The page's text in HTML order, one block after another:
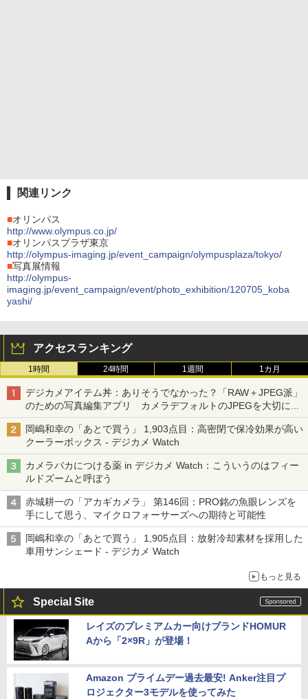
関連リンク
■オリンパス
http://www.olympus.co.jp/
■オリンパスプラザ東京
http://olympus-imaging.jp/event_campaign/olympusplaza/tokyo/
■写真展情報
http://olympus-
imaging.jp/event_campaign/event/photo_exhibition/120705_koba
yashi/
アクセスランキング
1時間 24時間 1週間 1カ月
デジカメアイテム丼：ありそうでなかった？「RAW＋JPEG派」
のための写真編集アプリ カメラデフォルトのJPEGを大切にす
る「Filmator」
岡嶋和幸の「あとで買う」 1,903点目：高密閉で保冷効果が高い
クーラーボックス - デジカメ Watch
カメラバカにつける薬 in デジカメ Watch：こういうのはフィー
ルドズームと呼ぼう
赤城耕一の「アカギカメラ」 第146回：PRO銘の魚眼レンズを
手にして思う、マイクロフォーサーズへの期待と可能性
岡嶋和幸の「あとで買う」 1,905点目：放射冷却素材を採用した
車用サンシェード - デジカメ Watch
もっと見る
Special Site
レイズのプレミアムカー向けブランドHOMUR
Aから「2×9R」が登場！
Amazon プライムデー過去最安! Anker注目プ
ロジェクター3モデルを使ってみた